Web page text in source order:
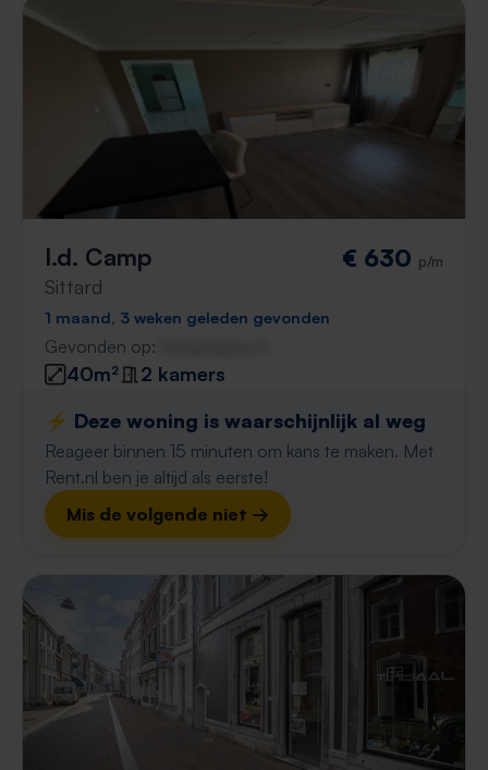
I.d. Camp
Sittard
€ 630 p/m
1 maand, 3 weken geleden gevonden
Gevonden op:
40m²
2 kamers
⚡️ Deze woning is waarschijnlijk al weg
Reageer binnen 15 minuten om kans te maken. Met
Rent.nl ben je altijd als eerste!
Mis de volgende niet →